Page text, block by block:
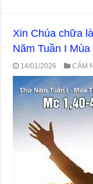
Xin Chúa chữa
Năm Tuần I
14/01/2026 CẢM